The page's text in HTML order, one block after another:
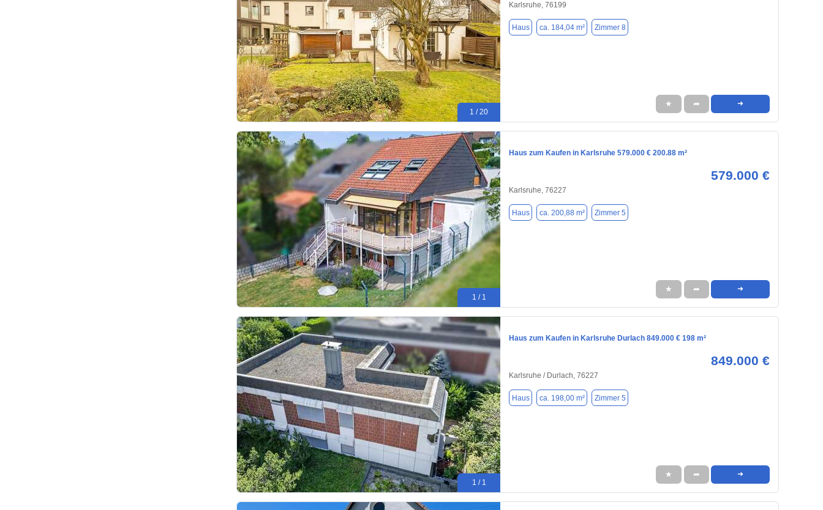
1 / 20
Karlsruhe, 76199
Haus ca. 184,04 m² Zimmer 8
★ ➦ ➜
1 / 1
Haus zum Kaufen in Karlsruhe 579.000 € 200.88 m²
579.000 €
Karlsruhe, 76227
Haus ca. 200,88 m² Zimmer 5
★ ➦ ➜
1 / 1
Haus zum Kaufen in Karlsruhe Durlach 849.000 € 198 m²
849.000 €
Karlsruhe / Durlach, 76227
Haus ca. 198,00 m² Zimmer 5
★ ➦ ➜